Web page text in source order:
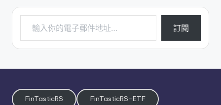
輸入你的電子郵件地址…
訂閱
FinTasticRS FinTasticRS-ETF